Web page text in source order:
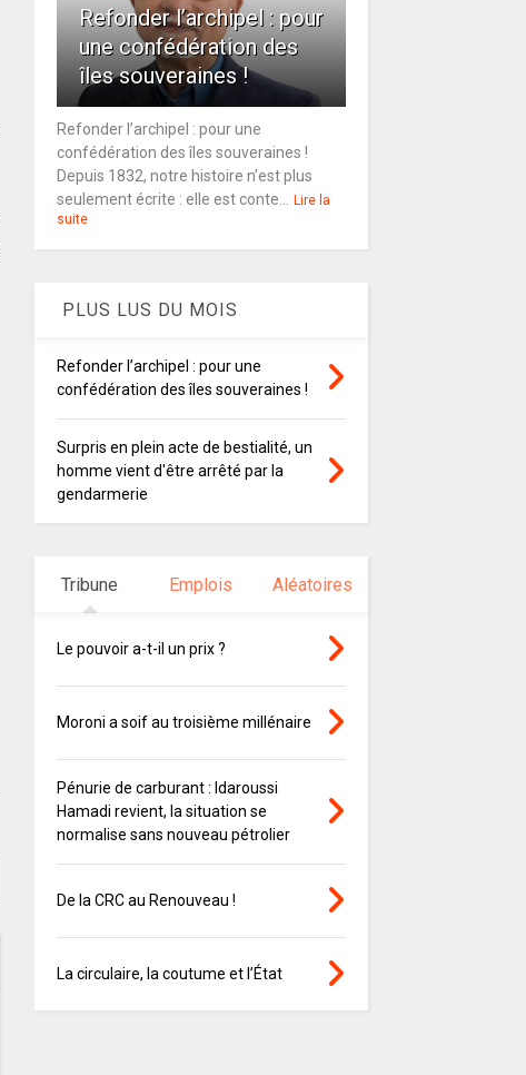
Refonder l’archipel : pour
une confédération des
îles souveraines !
Refonder l’archipel : pour une
confédération des îles souveraines !
Depuis 1832, notre histoire n’est plus
seulement écrite : elle est conte...
Lire la
suite
PLUS LUS DU MOIS
Refonder l’archipel : pour une
confédération des îles souveraines !
Surpris en plein acte de bestialité, un
homme vient d'être arrêté par la
gendarmerie
Tribune Emplois Aléatoires
Le pouvoir a-t-il un prix ?
Moroni a soif au troisième millénaire
Pénurie de carburant : Idaroussi
Hamadi revient, la situation se
normalise sans nouveau pétrolier
De la CRC au Renouveau !
La circulaire, la coutume et l’État